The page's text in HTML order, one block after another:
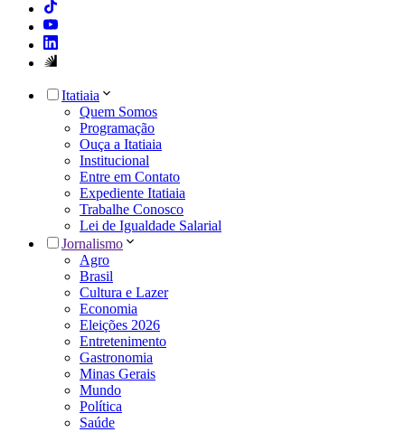
Itatiaia
Quem Somos
Programação
Ouça a Itatiaia
Institucional
Entre em Contato
Expediente Itatiaia
Trabalhe Conosco
Lei de Igualdade Salarial
Jornalismo
Agro
Brasil
Cultura e Lazer
Economia
Eleições 2026
Entretenimento
Gastronomia
Minas Gerais
Mundo
Política
Saúde